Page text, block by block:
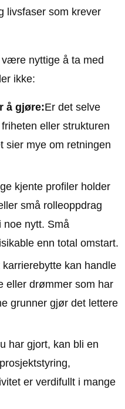
livsfaser som krever
nyttige å ta med
ikke:
å gjøre:Er det selve
eller strukturen
sier mye om retningen
kjente profiler holder
små rolleoppdrag
noe nytt. Små
enn total omstart.
karrierebytte kan handle
eller drømmer som har
grunner gjør det lettere
har gjort, kan bli en
er verdifullt i mange